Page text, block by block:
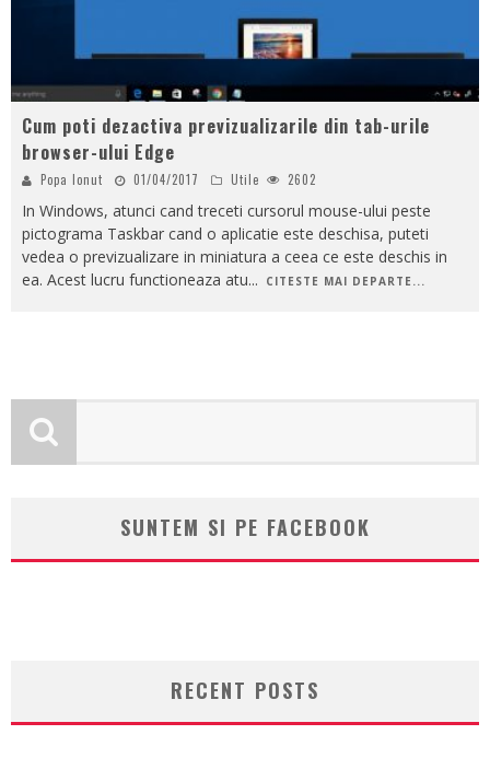
Cum poti dezactiva previzualizarile din tab-urile
browser-ului Edge
Popa Ionut 01/04/2017 Utile 2602
In Windows, atunci cand treceti cursorul mouse-ului peste
pictograma Taskbar cand o aplicatie este deschisa, puteti
vedea o previzualizare in miniatura a ceea ce este deschis in
ea. Acest lucru functioneaza atu... CITESTE MAI DEPARTE...
SUNTEM SI PE FACEBOOK
RECENT POSTS